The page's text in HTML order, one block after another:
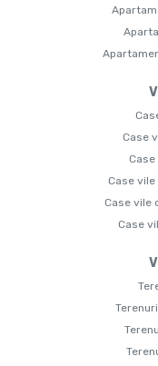
Case
Case
Case vile
Case